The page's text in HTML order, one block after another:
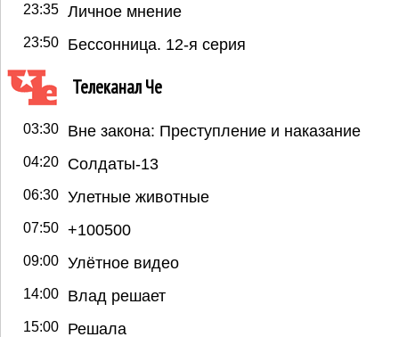
23:35 Личное мнение
23:50 Бессонница. 12-я серия
Телеканал Че
03:30 Вне закона: Преступление и наказание
04:20 Солдаты-13
06:30 Улетные животные
07:50 +100500
09:00 Улётное видео
14:00 Влад решает
15:00 Решала